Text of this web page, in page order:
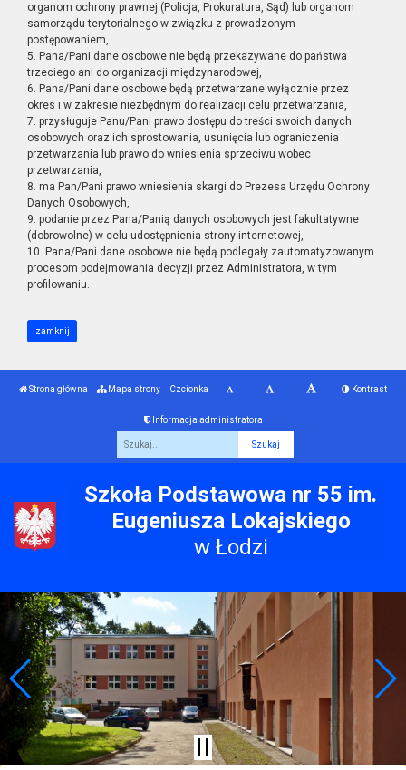
organom ochrony prawnej (Policja, Prokuratura, Sąd) lub organom
samorządu terytorialnego w związku z prowadzonym
postępowaniem,
5. Pana/Pani dane osobowe nie będą przekazywane do państwa
trzeciego ani do organizacji międzynarodowej,
6. Pana/Pani dane osobowe będą przetwarzane wyłącznie przez
okres i w zakresie niezbędnym do realizacji celu przetwarzania,
7. przysługuje Panu/Pani prawo dostępu do treści swoich danych
osobowych oraz ich sprostowania, usunięcia lub ograniczenia
przetwarzania lub prawo do wniesienia sprzeciwu wobec
przetwarzania,
8. ma Pan/Pani prawo wniesienia skargi do Prezesa Urzędu Ochrony
Danych Osobowych,
9. podanie przez Pana/Panią danych osobowych jest fakultatywne
(dobrowolne) w celu udostępnienia strony internetowej,
10. Pana/Pani dane osobowe nie będą podlegały zautomatyzowanym
procesom podejmowania decyzji przez Administratora, w tym
profilowaniu.
zamknij
Strona główna Mapa strony Czcionka Kontrast
Informacja administratora
Szkoła Podstawowa nr 55 im.
Eugeniusza Lokajskiego
w Łodzi